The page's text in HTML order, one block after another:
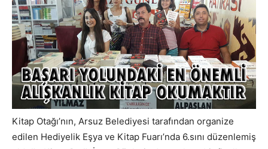
Kitap Otağı’nın, Arsuz Belediyesi tarafından organize
edilen Hediyelik Eşya ve Kitap Fuarı’nda 6.sını düzenlemiş